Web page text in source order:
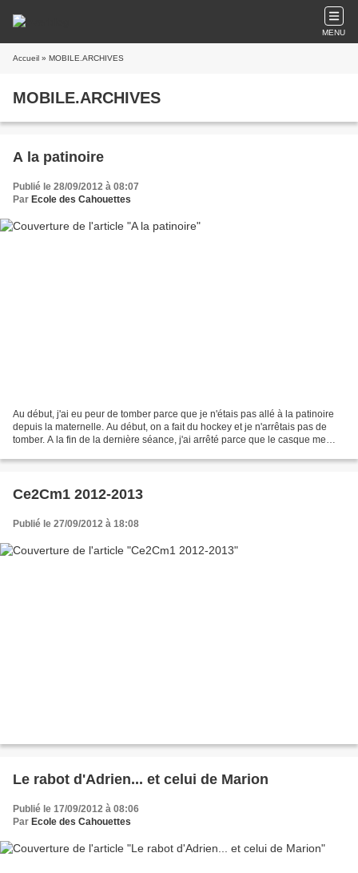
MENU
Accueil » MOBILE.ARCHIVES
MOBILE.ARCHIVES
A la patinoire
Publié le 28/09/2012 à 08:07
Par Ecole des Cahouettes
Au début, j'ai eu peur de tomber parce que je n'étais pas allé à la patinoire
depuis la maternelle. Au début, on a fait du hockey et je n'arrêtais pas de
tomber. A la fin de la dernière séance, j'ai arrêté parce que le casque me
Ce2Cm1 2012-2013
Publié le 27/09/2012 à 18:08
Le rabot d'Adrien... et celui de Marion
Publié le 17/09/2012 à 08:06
Par Ecole des Cahouettes